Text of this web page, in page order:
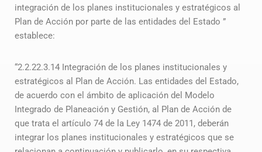
integración de los planes institucionales y estratégicos al
Plan de Acción por parte de las entidades del Estado ”
establece:
“2.2.22.3.14 Integración de los planes institucionales y
estratégicos al Plan de Acción. Las entidades del Estado,
de acuerdo con el ámbito de aplicación del Modelo
Integrado de Planeación y Gestión, al Plan de Acción de
que trata el artículo 74 de la Ley 1474 de 2011, deberán
integrar los planes institucionales y estratégicos que se